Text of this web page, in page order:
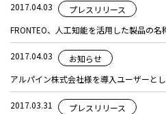
2017.04.03
プレスリリース
FRONTEO、人工知能を活用した製品の名
2017.04.03
お知らせ
アルパイン株式会社様を導入ユーザーと
2017.03.31
プレスリリース